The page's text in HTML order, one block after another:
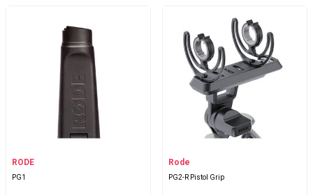
RODE
PG1
Rode
PG2-R Pistol Grip